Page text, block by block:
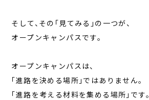
そして、その「見てみる」の一つが、
オープンキャンパスです。
オープンキャンパスは、
「進路を決める場所」ではありません。
「進路を考える材料を集める場所」です。